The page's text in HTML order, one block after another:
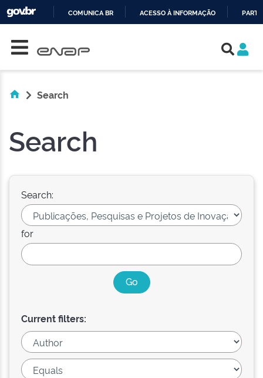
COMUNICA BR ACESSO À INFORMAÇÃO
Search
Search
Search:
for
Current filters: